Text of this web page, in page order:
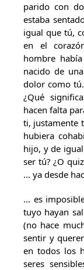
parido con
estaba
igual que tú,
en el
hombre
nacido de
dolor como
¿Qué
hacen falta
ti, justamente
hubiera
hijo, y de
ser tú? ¿O
… ya desde
… es
tuyo hayan
(no hace
sentir y
en todos los
seres